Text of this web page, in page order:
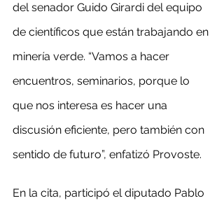
del senador Guido Girardi del equipo
de científicos que están trabajando en
minería verde. “Vamos a hacer
encuentros, seminarios, porque lo
que nos interesa es hacer una
discusión eficiente, pero también con
sentido de futuro”, enfatizó Provoste.
En la cita, participó el diputado Pablo